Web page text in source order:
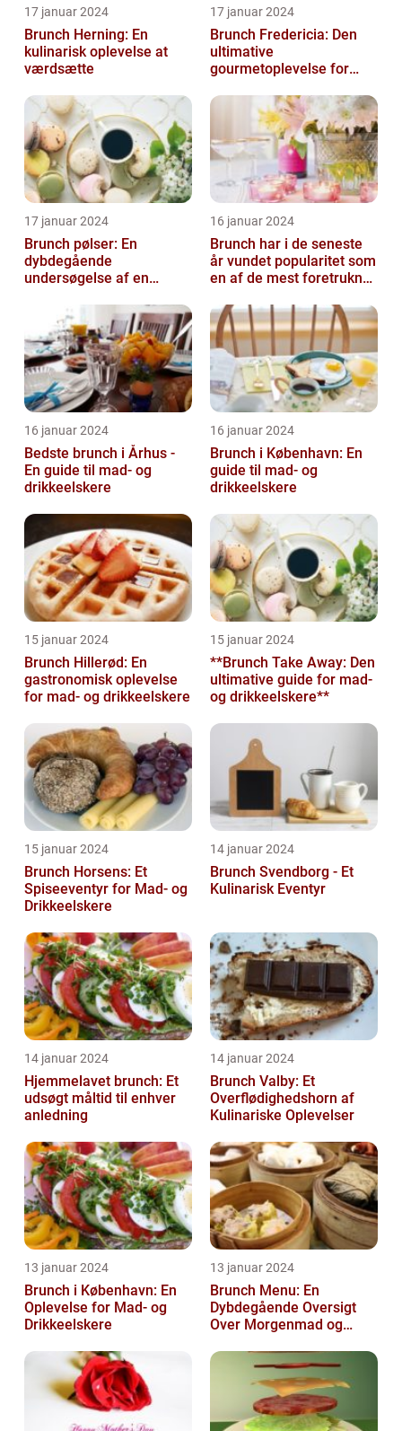
17 januar 2024
Brunch Herning: En
kulinarisk oplevelse at
værdsætte
17 januar 2024
Brunch Fredericia: Den
ultimative
gourmetoplevelse for
17 januar 2024
Brunch pølser: En
dybdegående
undersøgelse af en
drikkeentusiaster
16 januar 2024
Brunch har i de seneste
år vundet popularitet som
en af de mest foretrukne
drik...
16 januar 2024
Bedste brunch i Århus -
En guide til mad- og
drikkeelskere
16 januar 2024
Brunch i København: En
guide til mad- og
drikkeelskere
15 januar 2024
Brunch Hillerød: En
gastronomisk oplevelse
for mad- og drikkeelskere
15 januar 2024
**Brunch Take Away: Den
ultimative guide for mad-
og drikkeelskere**
15 januar 2024
Brunch Horsens: Et
Spiseeventyr for Mad- og
Drikkeelskere
14 januar 2024
Brunch Svendborg - Et
Kulinarisk Eventyr
14 januar 2024
Hjemmelavet brunch: Et
udsøgt måltid til enhver
anledning
14 januar 2024
Brunch Valby: Et
Overflødighedshorn af
Kulinariske Oplevelser
13 januar 2024
Brunch i København: En
Oplevelse for Mad- og
Drikkeelskere
13 januar 2024
Brunch Menu: En
Dybdegående Oversigt
Over Morgenmad og